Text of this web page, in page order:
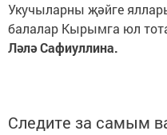
Укучыларны җәйге
балалар Кырымга юл
Ләлә Сафиуллина.
Следите за самым